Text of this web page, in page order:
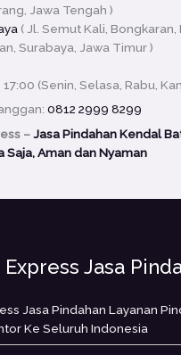
Jawa Tengah )
( Jl. Semut Kali, Bongkaran,
Surabaya, Jawa Timur )
(Senin, Selasa, Rabu,
0812 2999 8299
–Jasa Pindahan Kendal
Saja, Aman dan Nyaman
Jasa
Jasa Pindahan Layanan
Ke Seluruh Indonesia